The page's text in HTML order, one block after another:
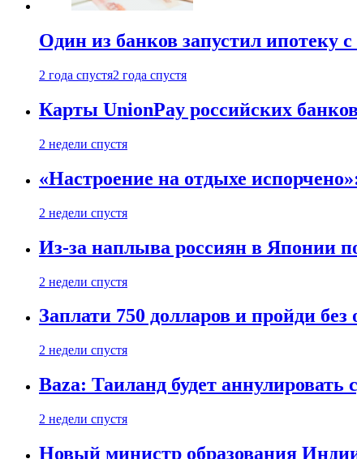
Один из банков запустил ипотеку
2 года спустя2 года спустя
Карты UnionPay российских
2 недели спустя
«Настроение на отдыхе
2 недели спустя
Из-за наплыва россиян в Японии
2 недели спустя
Заплати 750 долларов и пройди
2 недели спустя
Baza: Таиланд будет
2 недели спустя
Новый министр образования